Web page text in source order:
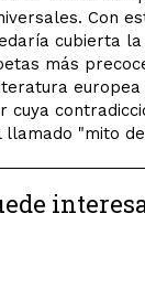
Con
cubierta
más
europea
cuya
"mito de